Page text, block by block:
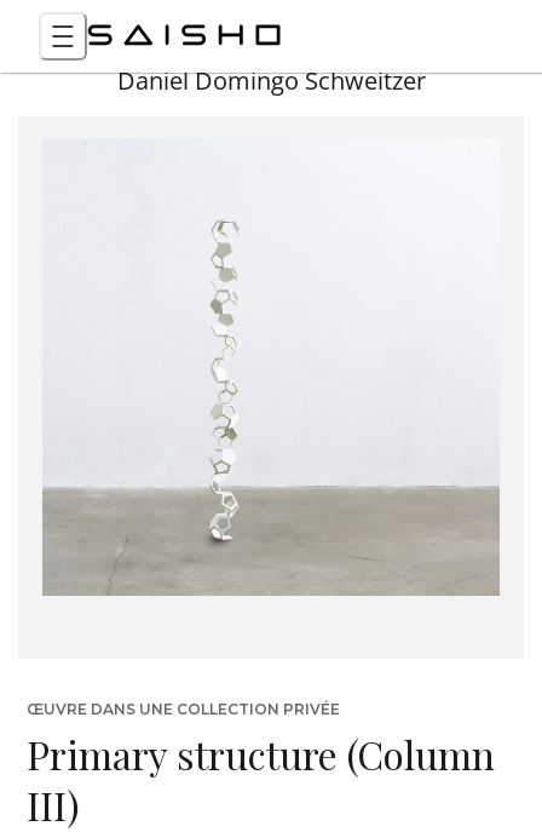
Daniel Domingo Schweitzer
ŒUVRE DANS UNE COLLECTION PRIVÉE
Primary structure (Column
III)